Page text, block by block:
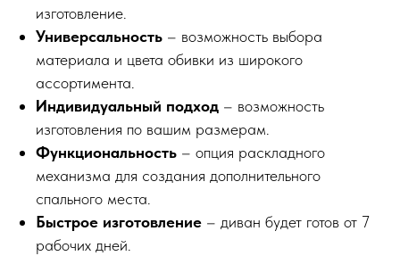
изготовление.
Универсальность – возможность выбора
материала и цвета обивки из широкого
ассортимента.
Индивидуальный подход – возможность
изготовления по вашим размерам.
Функциональность – опция раскладного
механизма для создания дополнительного
спального места.
Быстрое изготовление – диван будет готов от 7
рабочих дней.